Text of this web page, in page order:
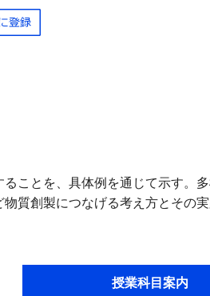
ことを、具体例を通じて示す。
質創製につなげる考え方とそ
授業科目案内